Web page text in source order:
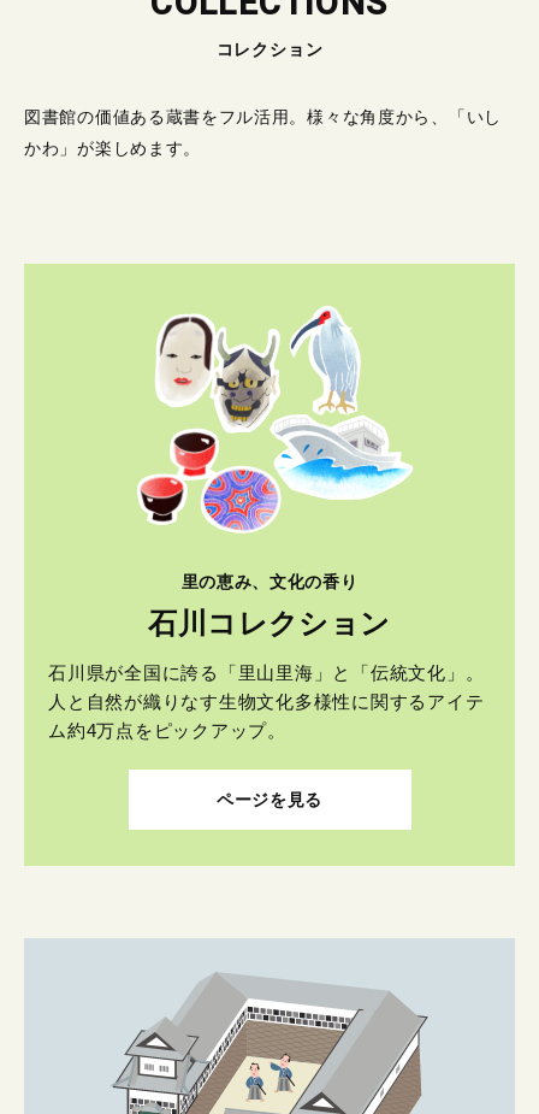
コレクション
図書館の価値ある蔵書をフル活用。様々な角度から、「いし
かわ」が楽しめます。
里の恵み、文化の香り
石川コレクション
石川県が全国に誇る「里山里海」と「伝統文化」。
人と自然が織りなす生物文化多様性に関するアイテ
ム約4万点をピックアップ。
ページを見る